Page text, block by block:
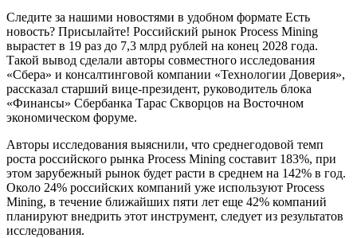
Следите за нашими новостями в удобном формате Есть
новость? Присылайте! Российский рынок Process Mining
вырастет в 19 раз до 7,3 млрд рублей на конец 2028 года.
Такой вывод сделали авторы совместного исследования
«Сбера» и консалтинговой компании «Технологии Доверия»,
рассказал старший вице-президент, руководитель блока
«Финансы» Сбербанка Тарас Скворцов на Восточном
экономическом форуме.
Авторы исследования выяснили, что среднегодовой темп
роста российского рынка Process Mining составит 183%, при
этом зарубежный рынок будет расти в среднем на 142% в год.
Около 24% российских компаний уже используют Process
Mining, в течение ближайших пяти лет еще 42% компаний
планируют внедрить этот инструмент, следует из результатов
исследования.